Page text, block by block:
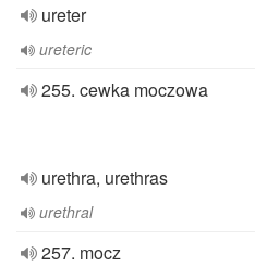
ureter
ureteric
255. cewka moczowa
urethra, urethras
urethral
257. mocz